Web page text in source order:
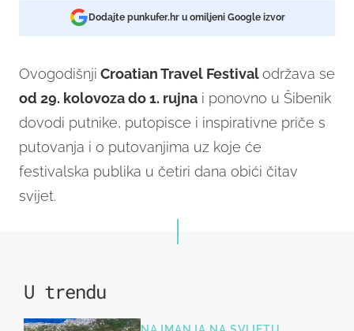
Dodajte punkufer.hr u omiljeni Google izvor
Ovogodišnji Croatian Travel Festivalodržava se
od 29. kolovoza do 1. rujna i ponovno u Šibenik
dovodi putnike, putopisce i inspirativne priče s
putovanja i o putovanjima uz koje će
festivalska publika u četiri dana obići čitav
svijet.
U trendu